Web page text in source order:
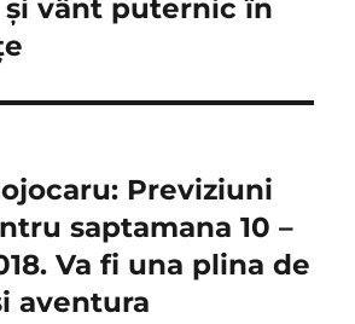
şi vânt puternic în
Previziuni
saptamana 10 –
Va fi una plina de
aventura